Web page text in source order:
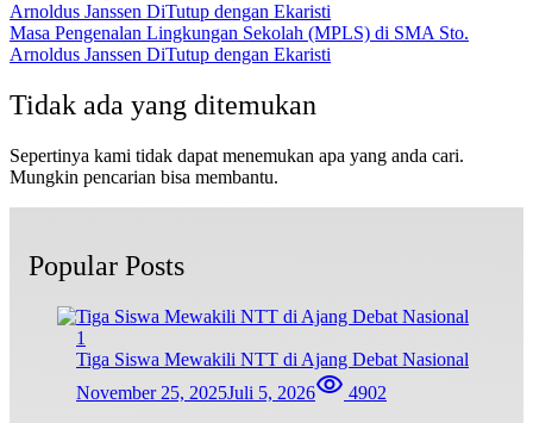
Masa Pengenalan Lingkungan Sekolah (MPLS) di SMA Sto.
Arnoldus Janssen DiTutup dengan Ekaristi
Tidak ada yang ditemukan
Sepertinya kami tidak dapat menemukan apa yang anda cari.
Mungkin pencarian bisa membantu.
Popular Posts
1
Tiga Siswa Mewakili NTT di Ajang Debat Nasional
November 25, 2025Juli 5, 2026 4902